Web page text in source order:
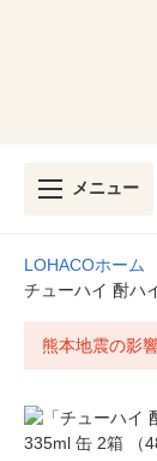
メニュー
LOHACOホーム
チューハイ 酎ハ
熊本地震の影